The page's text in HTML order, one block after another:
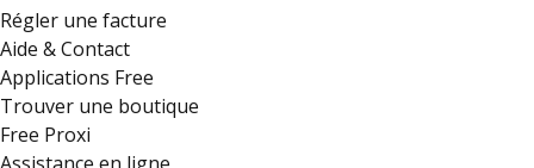
Régler une facture
Aide & Contact
Applications Free
Trouver une boutique
Free Proxi